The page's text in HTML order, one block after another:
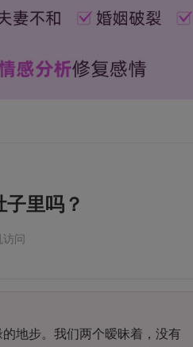
里吗？
问
地步。我们两个暧昧着，没有